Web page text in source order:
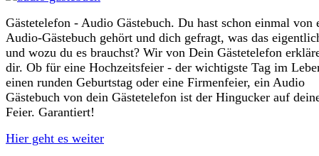
Gästetelefon - Audio Gästebuch. Du hast schon einmal von
Audio-Gästebuch gehört und dich gefragt, was das
und wozu du es brauchst? Wir von Dein Gästetelefon
dir. Ob für eine Hochzeitsfeier - der wichtigste Tag im
einen runden Geburtstag oder eine Firmenfeier, ein Audio
Gästebuch von dein Gästetelefon ist der Hingucker auf
Feier. Garantiert!
Hier geht es weiter